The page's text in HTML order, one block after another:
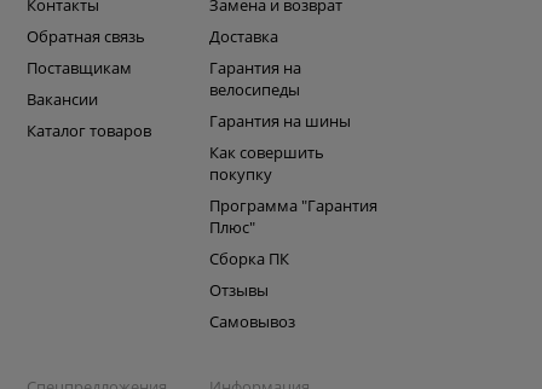
Контакты
Обратная связь
Поставщикам
Вакансии
Каталог товаров
Замена и возврат
Доставка
Гарантия на
велосипеды
Гарантия на шины
Как совершить
покупку
Программа "Гарантия
Плюс"
Сборка ПК
Отзывы
Самовывоз